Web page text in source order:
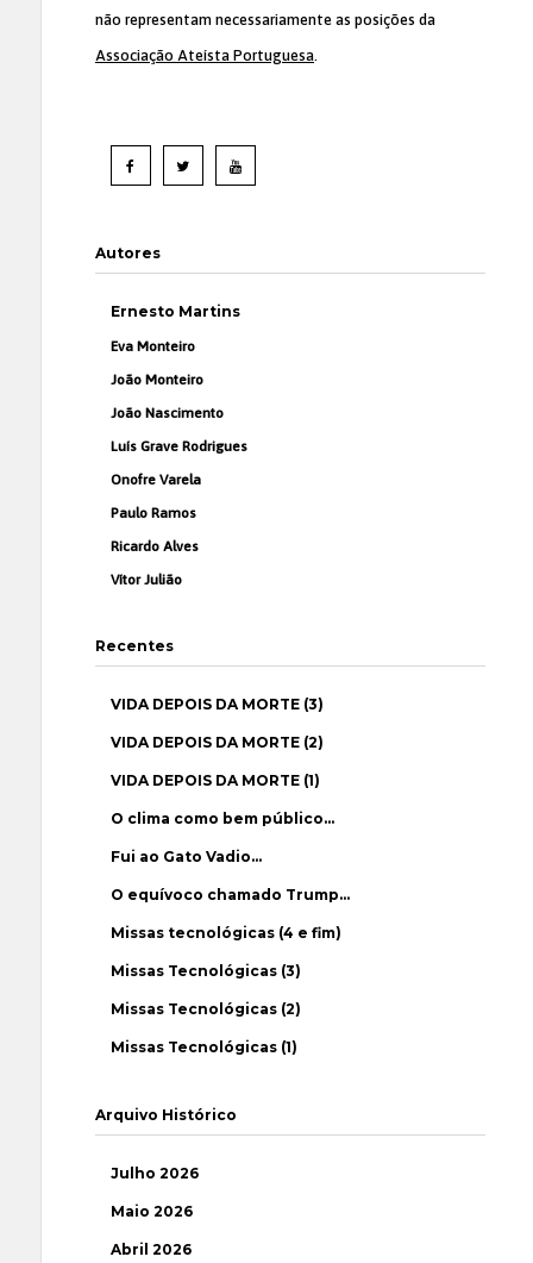
não representam necessariamente as posições da
Associação Ateísta Portuguesa.
Autores
Ernesto Martins
Eva Monteiro
João Monteiro
João Nascimento
Luís Grave Rodrigues
Onofre Varela
Paulo Ramos
Ricardo Alves
Vítor Julião
Recentes
VIDA DEPOIS DA MORTE (3)
VIDA DEPOIS DA MORTE (2)
VIDA DEPOIS DA MORTE (1)
O clima como bem público…
Fui ao Gato Vadio…
O equívoco chamado Trump…
Missas tecnológicas (4 e fim)
Missas Tecnológicas (3)
Missas Tecnológicas (2)
Missas Tecnológicas (1)
Arquivo Histórico
Julho 2026
Maio 2026
Abril 2026